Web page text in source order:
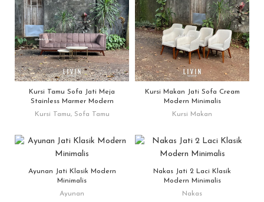
Kursi Tamu Sofa Jati Meja
Stainless Marmer Modern
Kursi Tamu, Sofa Tamu
Kursi Makan Jati Sofa Cream
Modern Minimalis
Kursi Makan
Ayunan Jati Klasik Modern
Minimalis
Ayunan
Nakas Jati 2 Laci Klasik
Modern Minimalis
Nakas